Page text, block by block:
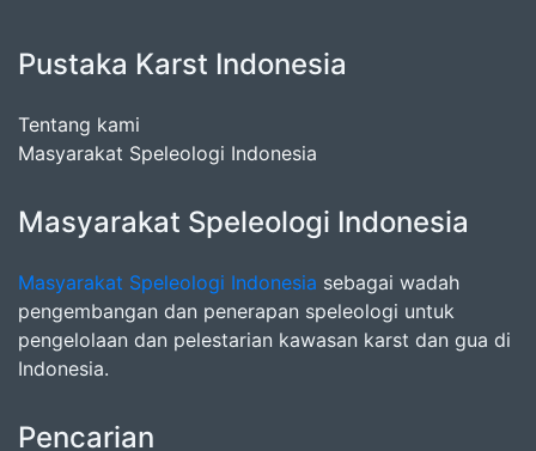
Pustaka Karst Indonesia
Tentang kami
Masyarakat Speleologi Indonesia
Masyarakat Speleologi Indonesia
Masyarakat Speleologi Indonesia sebagai wadah
pengembangan dan penerapan speleologi untuk
pengelolaan dan pelestarian kawasan karst dan gua di
Indonesia.
Pencarian